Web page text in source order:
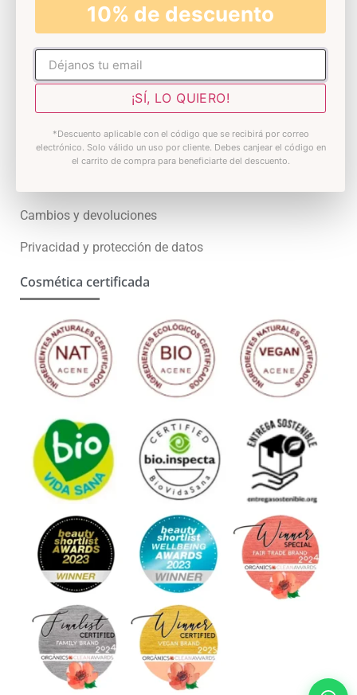
Atención al cliente
Contacto
¿Quieres ser distribuidor?
Cambios y devoluciones
Privacidad y protección de datos
Cosmética certificada
10% de descuento
No rellenar
¡SÍ, LO QUIERO!
*Descuento aplicable con el código que se recibirá por correo
electrónico. Solo válido un uso por cliente. Debes canjear el código en
el carrito de compra para beneficiarte del descuento.